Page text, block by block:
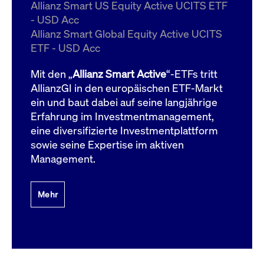
Allianz Smart US Equity Active UCITS ETF
- USD Acc
Allianz Smart Global Equity Active UCITS
ETF - USD Acc
Mit den „Allianz Smart Active“-ETFs tritt
AllianzGI in den europäischen ETF-Markt
ein und baut dabei auf seine langjährige
Erfahrung im Investmentmanagement,
eine diversifizierte Investmentplattform
sowie seine Expertise im aktiven
Management.
Mehr
ApplicationGatewayAffinityCORS
boerse.com
Domain
bis